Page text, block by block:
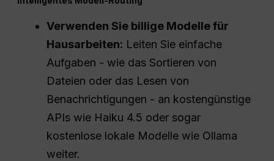
Verwenden Sie billige Modelle für
Hausarbeiten: Leiten Sie einfache
Aufgaben - wie das Sortieren von
Dateien oder das Lesen von
Benachrichtigungen - an kostengünstige
APIs wie Haiku 4.5 oder sogar
kostenlose lokale Modelle wie Ollama
weiter.